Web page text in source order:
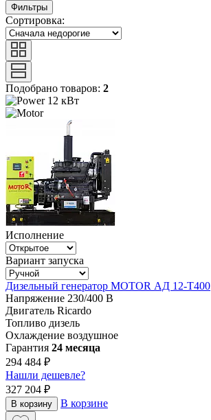
Фильтры
Сортировка:
Подобрано товаров: 2
12 кВт
Исполнение
Вариант запуска
Дизельный генератор MOTOR АД 12-T400
Напряжение 230/400 В
Двигатель Ricardo
Топливо дизель
Охлаждение воздушное
Гарантия 24 месяца
294 484 ₽
Нашли дешевле?
327 204 ₽
В корзину В корзине